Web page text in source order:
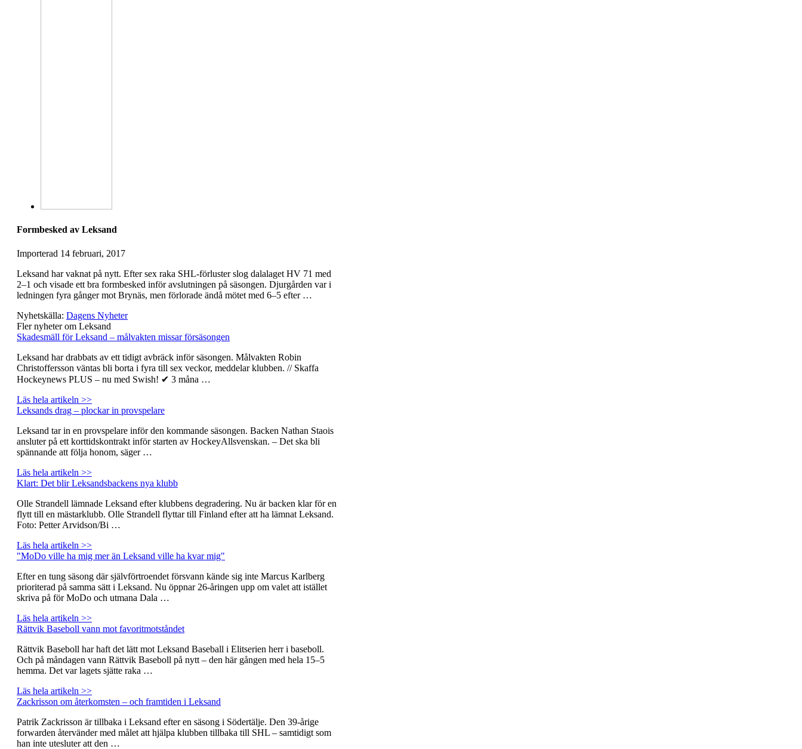
Formbesked av Leksand
Importerad 14 februari, 2017
Leksand har vaknat på nytt. Efter sex raka SHL-förluster slog dalalaget HV 71 med
2–1 och visade ett bra formbesked inför avslutningen på säsongen. Djurgården var i
ledningen fyra gånger mot Brynäs, men förlorade ändå mötet med 6–5 efter …
Nyhetskälla: Dagens Nyheter
Fler nyheter om Leksand
Skadesmäll för Leksand – målvakten missar försäsongen
Leksand har drabbats av ett tidigt avbräck inför säsongen. Målvakten Robin
Christoffersson väntas bli borta i fyra till sex veckor, meddelar klubben. // Skaffa
Hockeynews PLUS – nu med Swish! ✔ 3 måna …
Läs hela artikeln >>
Leksands drag – plockar in provspelare
Leksand tar in en provspelare inför den kommande säsongen. Backen Nathan Staois
ansluter på ett korttidskontrakt inför starten av HockeyAllsvenskan. – Det ska bli
spännande att följa honom, säger …
Läs hela artikeln >>
Klart: Det blir Leksandsbackens nya klubb
Olle Strandell lämnade Leksand efter klubbens degradering. Nu är backen klar för en
flytt till en mästarklubb. Olle Strandell flyttar till Finland efter att ha lämnat Leksand.
Foto: Petter Arvidson/Bi …
Läs hela artikeln >>
"MoDo ville ha mig mer än Leksand ville ha kvar mig"
Efter en tung säsong där självförtroendet försvann kände sig inte Marcus Karlberg
prioriterad på samma sätt i Leksand. Nu öppnar 26-åringen upp om valet att istället
skriva på för MoDo och utmana Dala …
Läs hela artikeln >>
Rättvik Baseboll vann mot favoritmotståndet
Rättvik Baseboll har haft det lätt mot Leksand Baseball i Elitserien herr i baseboll.
Och på måndagen vann Rättvik Baseboll på nytt – den här gången med hela 15–5
hemma. Det var lagets sjätte raka …
Läs hela artikeln >>
Zackrisson om återkomsten – och framtiden i Leksand
Patrik Zackrisson är tillbaka i Leksand efter en säsong i Södertälje. Den 39-årige
forwarden återvänder med målet att hjälpa klubben tillbaka till SHL – samtidigt som
han inte utesluter att den …